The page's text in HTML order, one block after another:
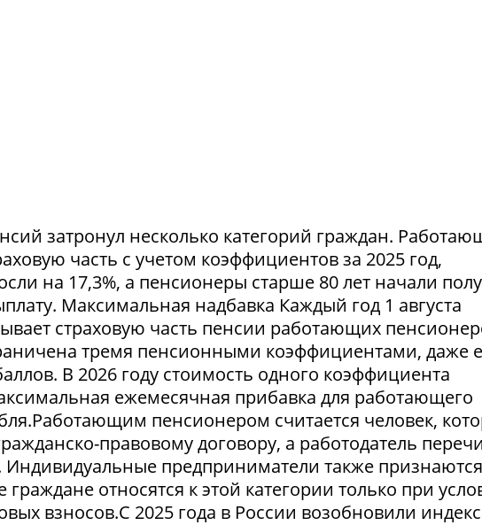
затронул несколько категорий граждан.
часть с учетом коэффициентов за 2025 год,
на 17,3%, а пенсионеры старше 80 лет начали
Максимальная надбавка Каждый год 1 августа
страховую часть пенсии работающих
тремя пенсионными коэффициентами, даже
В 2026 году стоимость одного коэффициента
ежемесячная прибавка для работающего
пенсионером считается человек,
правовому договору, а работодатель
предприниматели также признаются
относятся к этой категории только при
взносов.С 2025 года в России возобновили